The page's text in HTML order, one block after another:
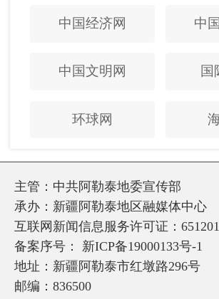
中国经济网 中
中国文明网 国
环球网
主管：中共阿勒泰地委宣传部
承办：新疆阿勒泰地区融媒体中心
互联网新闻信息服务许可证：
备案序号： 新ICP备19000133号-1
地址：新疆阿勒泰市红墩路296号
邮编：836500